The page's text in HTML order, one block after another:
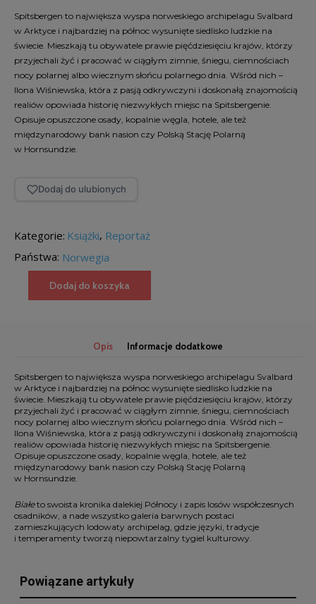
Spitsbergen to największa wyspa norweskiego archipelagu Svalbard
w Arktyce i najbardziej na północ wysunięte siedlisko ludzkie na
świecie. Mieszkają tu obywatele prawie pięćdziesięciu krajów, którzy
przyjechali żyć i pracować w ciągłym zimnie, śniegu, ciemnościach
nocy polarnej albo wiecznym słońcu polarnego dnia. Wśród nich –
Ilona Wiśniewska, która z pasją odkrywczyni i doskonałą znajomością
realiów opowiada historię niezwykłych miejsc na Spitsbergenie.
Opisuje opuszczone osady, kopalnie węgla, hotele, ale też
międzynarodowy bank nasion czy Polską Stację Polarną
w Hornsundzie.
Dodaj do ulubionych
Kategorie: Książki, Reportaż
Państwa: Norwegia
Dodaj do koszyka
Opis Informacje dodatkowe
Spitsbergen to największa wyspa norweskiego archipelagu Svalbard
w Arktyce i najbardziej na północ wysunięte siedlisko ludzkie na
świecie. Mieszkają tu obywatele prawie pięćdziesięciu krajów, którzy
przyjechali żyć i pracować w ciągłym zimnie, śniegu, ciemnościach
nocy polarnej albo wiecznym słońcu polarnego dnia. Wśród nich –
Ilona Wiśniewska, która z pasją odkrywczyni i doskonałą znajomością
realiów opowiada historię niezwykłych miejsc na Spitsbergenie.
Opisuje opuszczone osady, kopalnie węgla, hotele, ale też
międzynarodowy bank nasion czy Polską Stację Polarną
w Hornsundzie.
Białeto swoista kronika dalekiej Północy i zapis losów współczesnych
osadników, a nade wszystko galeria barwnych postaci
zamieszkujących lodowaty archipelag, gdzie języki, tradycje
i temperamenty tworzą niepowtarzalny tygiel kulturowy.
Powiązane artykuły